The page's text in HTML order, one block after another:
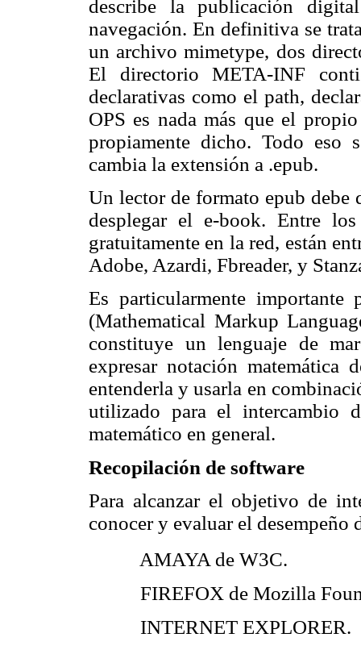
describe la publicación
navegación. En definitiva se
un archivo mimetype, dos
El directorio META-INF
declarativas como el path,
OPS es nada más que el
propiamente dicho. Todo
cambia la extensión a .epub.
Un lector de formato epub debe
desplegar el e-book. Entre
gratuitamente en la red, están
Adobe, Azardi, Fbreader, y
Es particularmente
(Mathematical Markup
constituye un lenguaje de
expresar notación matemática
entenderla y usarla en
utilizado para el intercambio
matemático en general.
Recopilación de software
Para alcanzar el objetivo de
conocer y evaluar el desempeño
 AMAYA de W3C.
 FIREFOX de Mozilla
 INTERNET EXPLORER.